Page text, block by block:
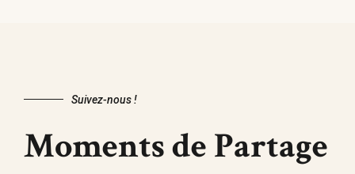
Suivez-nous !
Moments de Partage